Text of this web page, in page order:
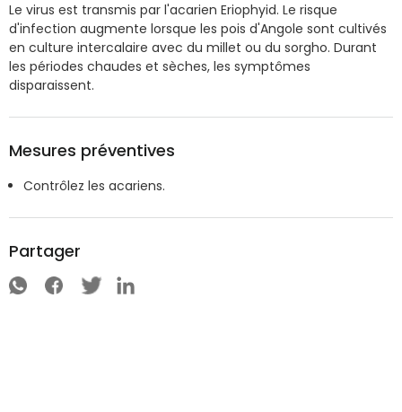
Le virus est transmis par l'acarien Eriophyid. Le risque
d'infection augmente lorsque les pois d'Angole sont cultivés
en culture intercalaire avec du millet ou du sorgho. Durant
les périodes chaudes et sèches, les symptômes
disparaissent.
Mesures préventives
Contrôlez les acariens.
Partager